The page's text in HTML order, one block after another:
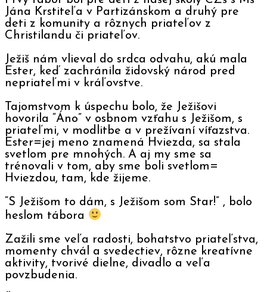
Jána Krstiteľa v Partizánskom a druhý pre
deti z komunity a rôznych priateľov z
Christilandu či priateľov.
Ježiš nám vlieval do srdca odvahu, akú mala
Ester, keď zachránila židovský národ pred
nepriateľmi v kráľovstve.
Tajomstvom k úspechu bolo, že Ježišovi
hovorila “Áno” v osbnom vzťahu s Ježišom, s
priateľmi, v modlitbe a v prežívaní víťazstva.
Ester=jej meno znamená Hviezda, sa stala
svetlom pre mnohých. A aj my sme sa
trénovali v tom, aby sme boli svetlom=
Hviezdou, tam, kde žijeme.
“S Ježišom to dám, s Ježišom som Star!” , bolo
heslom tábora
Zažili sme veľa radosti, bohatstvo priateľstva,
momenty chvál a svedectiev, rôzne kreatívne
aktivity, tvorivé dielne, divadlo a veľa
povzbudenia.